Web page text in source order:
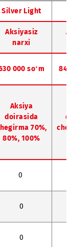
Silver Light
narxi
630 000 so‘m
Aksiya
chegirma 70%,
80%, 100%